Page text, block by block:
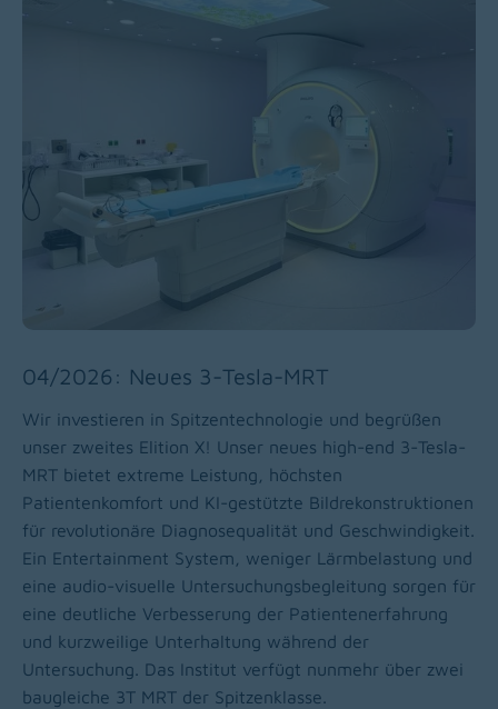
04/2026: Neues 3-Tesla-MRT
Wir investieren in Spitzentechnologie und begrüßen
unser zweites Elition X! Unser neues high-end 3-Tesla-
MRT bietet extreme Leistung, höchsten
Patientenkomfort und KI-gestützte Bildrekonstruktionen
für revolutionäre Diagnosequalität und Geschwindigkeit.
Ein Entertainment System, weniger Lärmbelastung und
eine audio-visuelle Untersuchungsbegleitung sorgen für
eine deutliche Verbesserung der Patientenerfahrung
und kurzweilige Unterhaltung während der
Untersuchung. Das Institut verfügt nunmehr über zwei
baugleiche 3T MRT der Spitzenklasse.